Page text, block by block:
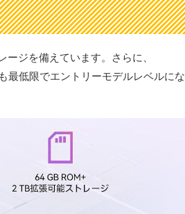
ジを備えています。さらに、
最低限でエントリーモデルレベルにな